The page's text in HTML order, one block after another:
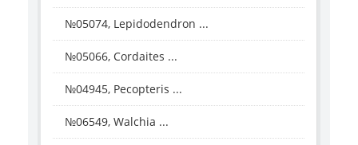
№05074, Lepidodendron ...
№05066, Cordaites ...
№04945, Pecopteris ...
№06549, Walchia ...